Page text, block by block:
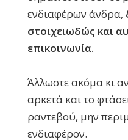
ενδιαφέρων άνδρα,
στοιχειωδώς και
επικοινωνία.
Άλλωστε ακόμα κι
αρκετά και το
ραντεβού, μην
ενδιαφέρον.